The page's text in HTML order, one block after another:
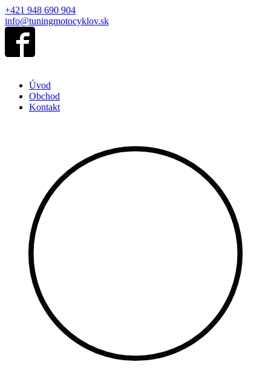
+421 948 690 904
info@tuningmotocyklov.sk
Úvod
Obchod
Kontakt